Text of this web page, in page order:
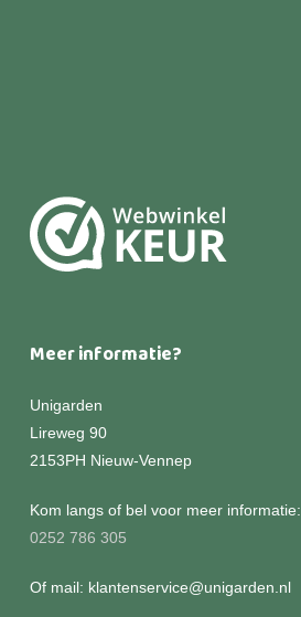
Meer informatie?
Unigarden
Lireweg 90
2153PH Nieuw-Vennep
Kom langs of bel voor meer informatie:
0252 786 305
Of mail: klantenservice@unigarden.nl